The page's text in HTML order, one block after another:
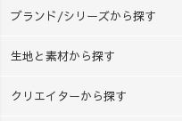
ブランド/シリーズから探す
生地と素材から探す
クリエイターから探す